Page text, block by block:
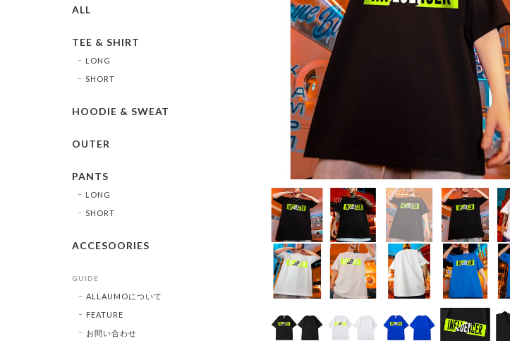
ALL
TEE & SHIRT
LONG
SHORT
HOODIE & SWEAT
OUTER
PANTS
LONG
SHORT
ACCESOORIES
GUIDE
ALLAUMOについて
FEATURE
お問い合わせ